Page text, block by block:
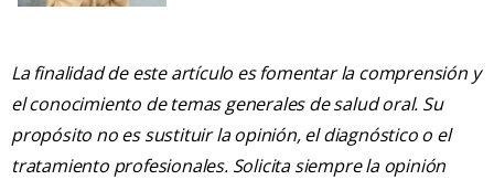
La finalidad de este artículo es fomentar la comprensión y
el conocimiento de temas generales de salud oral. Su
propósito no es sustituir la opinión, el diagnóstico o el
tratamiento profesionales. Solicita siempre la opinión